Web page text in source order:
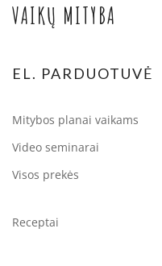
VAIKŲ MITYBA
EL. PARDUOTUVĖ
Mitybos planai vaikams
Video seminarai
Visos prekės
Receptai